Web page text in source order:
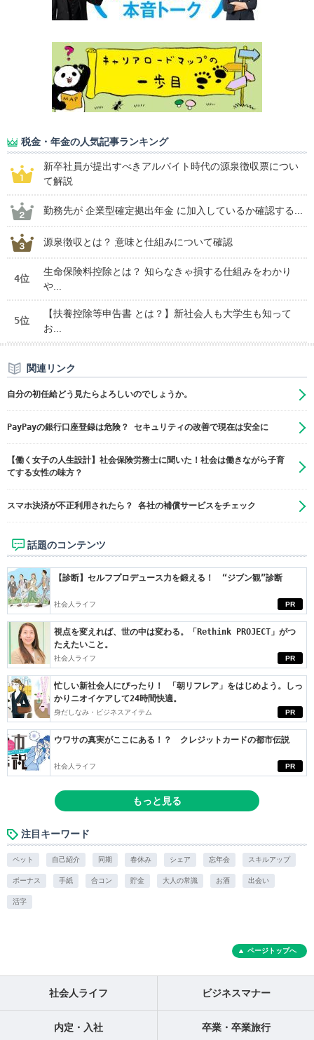
税金・年金の人気記事ランキング
新卒社員が提出すべきアルバイト時代の源泉徴収票につい
て解説
勤務先が 企業型確定拠出年金 に加入しているか確認する...
源泉徴収とは？ 意味と仕組みについて確認
4位
生命保険料控除とは？ 知らなきゃ損する仕組みをわかり
や...
5位
【扶養控除等申告書 とは？】新社会人も大学生も知って
お...
関連リンク
自分の初任給どう見たらよろしいのでしょうか。
PayPayの銀行口座登録は危険？ セキュリティの改善で現在は安全に
【働く女子の人生設計】社会保険労務士に聞いた！社会は働きながら子育
てする女性の味方？
スマホ決済が不正利用されたら？ 各社の補償サービスをチェック
話題のコンテンツ
PR
【診断】セルフプロデュース力を鍛える！ “ジブン観”診断
社会人ライフ
PR
視点を変えれば、世の中は変わる。「Rethink PROJECT」がつ
たえたいこと。
社会人ライフ
PR
忙しい新社会人にぴったり！ 「朝リフレア」をはじめよう。しっ
かりニオイケアして24時間快適。
身だしなみ・ビジネスアイテム
PR
ウワサの真実がここにある！？ クレジットカードの都市伝説
社会人ライフ
もっと見る
注目キーワード
ペット 自己紹介 同期 春休み シェア 忘年会 スキルアップ
ボーナス 手紙 合コン 貯金 大人の常識 お酒 出会い
活字
ページトップへ
社会人ライフ ビジネスマナー
内定・入社 卒業・卒業旅行